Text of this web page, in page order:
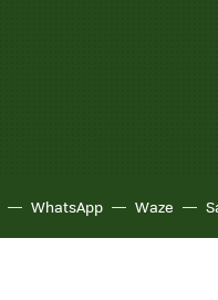
WhatsApp Waze